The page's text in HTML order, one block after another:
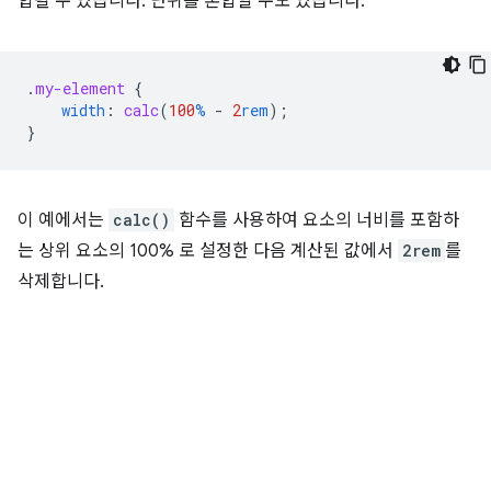
.my-element {
width : calc(100% - 2rem);
}
이 예에서는 calc() 함수를 사용하여 요소의 너비를 포함하
는 상위 요소의 100% 로 설정한 다음 계산된 값에서
2rem 를
삭제합니다.